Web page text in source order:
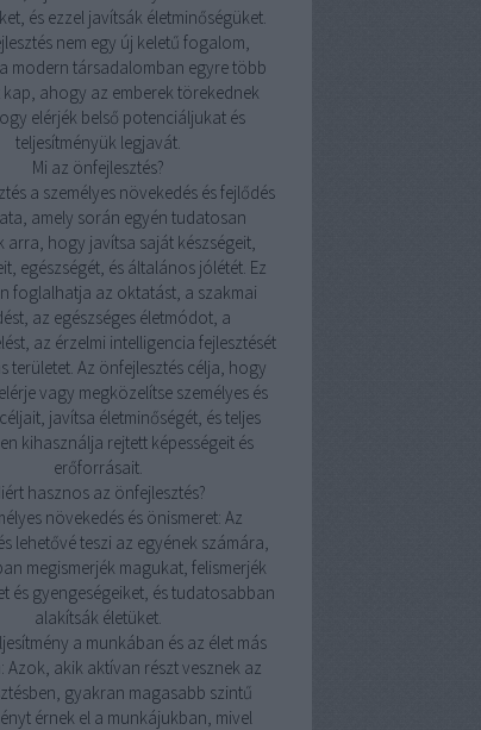
és ezzel javítsák életminőségüket.
nem egy új keletű fogalom,
modern társadalomban egyre több
kap, ahogy az emberek törekednek
elérjék belső potenciáljukat és
teljesítményük legjavát.
Mi az önfejlesztés?
a személyes növekedés és fejlődés
amely során egyén tudatosan
arra, hogy javítsa saját készségeit,
egészségét, és általános jólétét. Ez
foglalhatja az oktatást, a szakmai
az egészséges életmódot, a
az érzelmi intelligencia fejlesztését
területet. Az önfejlesztés célja, hogy
vagy megközelítse személyes és
javítsa életminőségét, és teljes
kihasználja rejtett képességeit és
erőforrásait.
hasznos az önfejlesztés?
növekedés és önismeret: Az
lehetővé teszi az egyének számára,
megismerjék magukat, felismerjék
és gyengeségeiket, és tudatosabban
alakítsák életüket.
a munkában és az élet más
Azok, akik aktívan részt vesznek az
gyakran magasabb szintű
érnek el a munkájukban, mivel